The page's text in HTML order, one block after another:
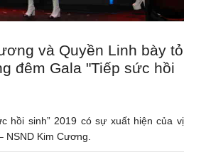
và Quyền Linh bày tỏ
đêm Gala "Tiếp sức hồi
hồi sinh” 2019 có sự xuất hiện của vị
NSND Kim Cương.